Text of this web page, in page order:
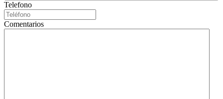
Telefono
Comentarios